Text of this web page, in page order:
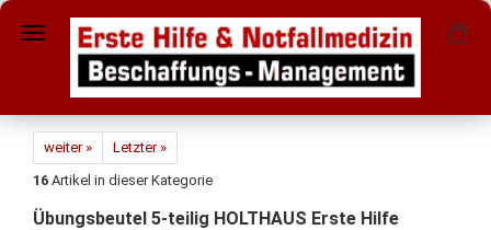
weiter »
Letzter »
16 Artikel in dieser Kategorie
Übungsbeutel 5-teilig HOLTHAUS Erste Hilfe